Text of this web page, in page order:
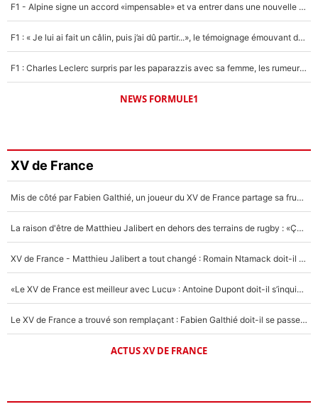
F1 - Alpine signe un accord «impensable» et va entrer dans une nouvelle dimension : Grande nouvelle pour Pierre Gasly !
F1 : « Je lui ai fait un câlin, puis j’ai dû partir...», le témoignage émouvant de Max Verstappen sur sa fille
F1 : Charles Leclerc surpris par les paparazzis avec sa femme, les rumeurs étaient vraies !
NEWS FORMULE1
XV de France
Mis de côté par Fabien Galthié, un joueur du XV de France partage sa frustration : «ils ne me l’ont pas dit tout de suite»
La raison d'être de Matthieu Jalibert en dehors des terrains de rugby : «Ça m'atteint autant que si tu touches à un membre de ma famille»
XV de France - Matthieu Jalibert a tout changé : Romain Ntamack doit-il s’inquiéter pour sa place à un an de la Coupe du monde ?
«Le XV de France est meilleur avec Lucu» : Antoine Dupont doit-il s’inquiéter pour sa place ?
Le XV de France a trouvé son remplaçant : Fabien Galthié doit-il se passer d'Antoine Dupont ?
ACTUS XV DE FRANCE